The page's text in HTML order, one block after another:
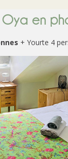
Oya en
+ Yourte 4